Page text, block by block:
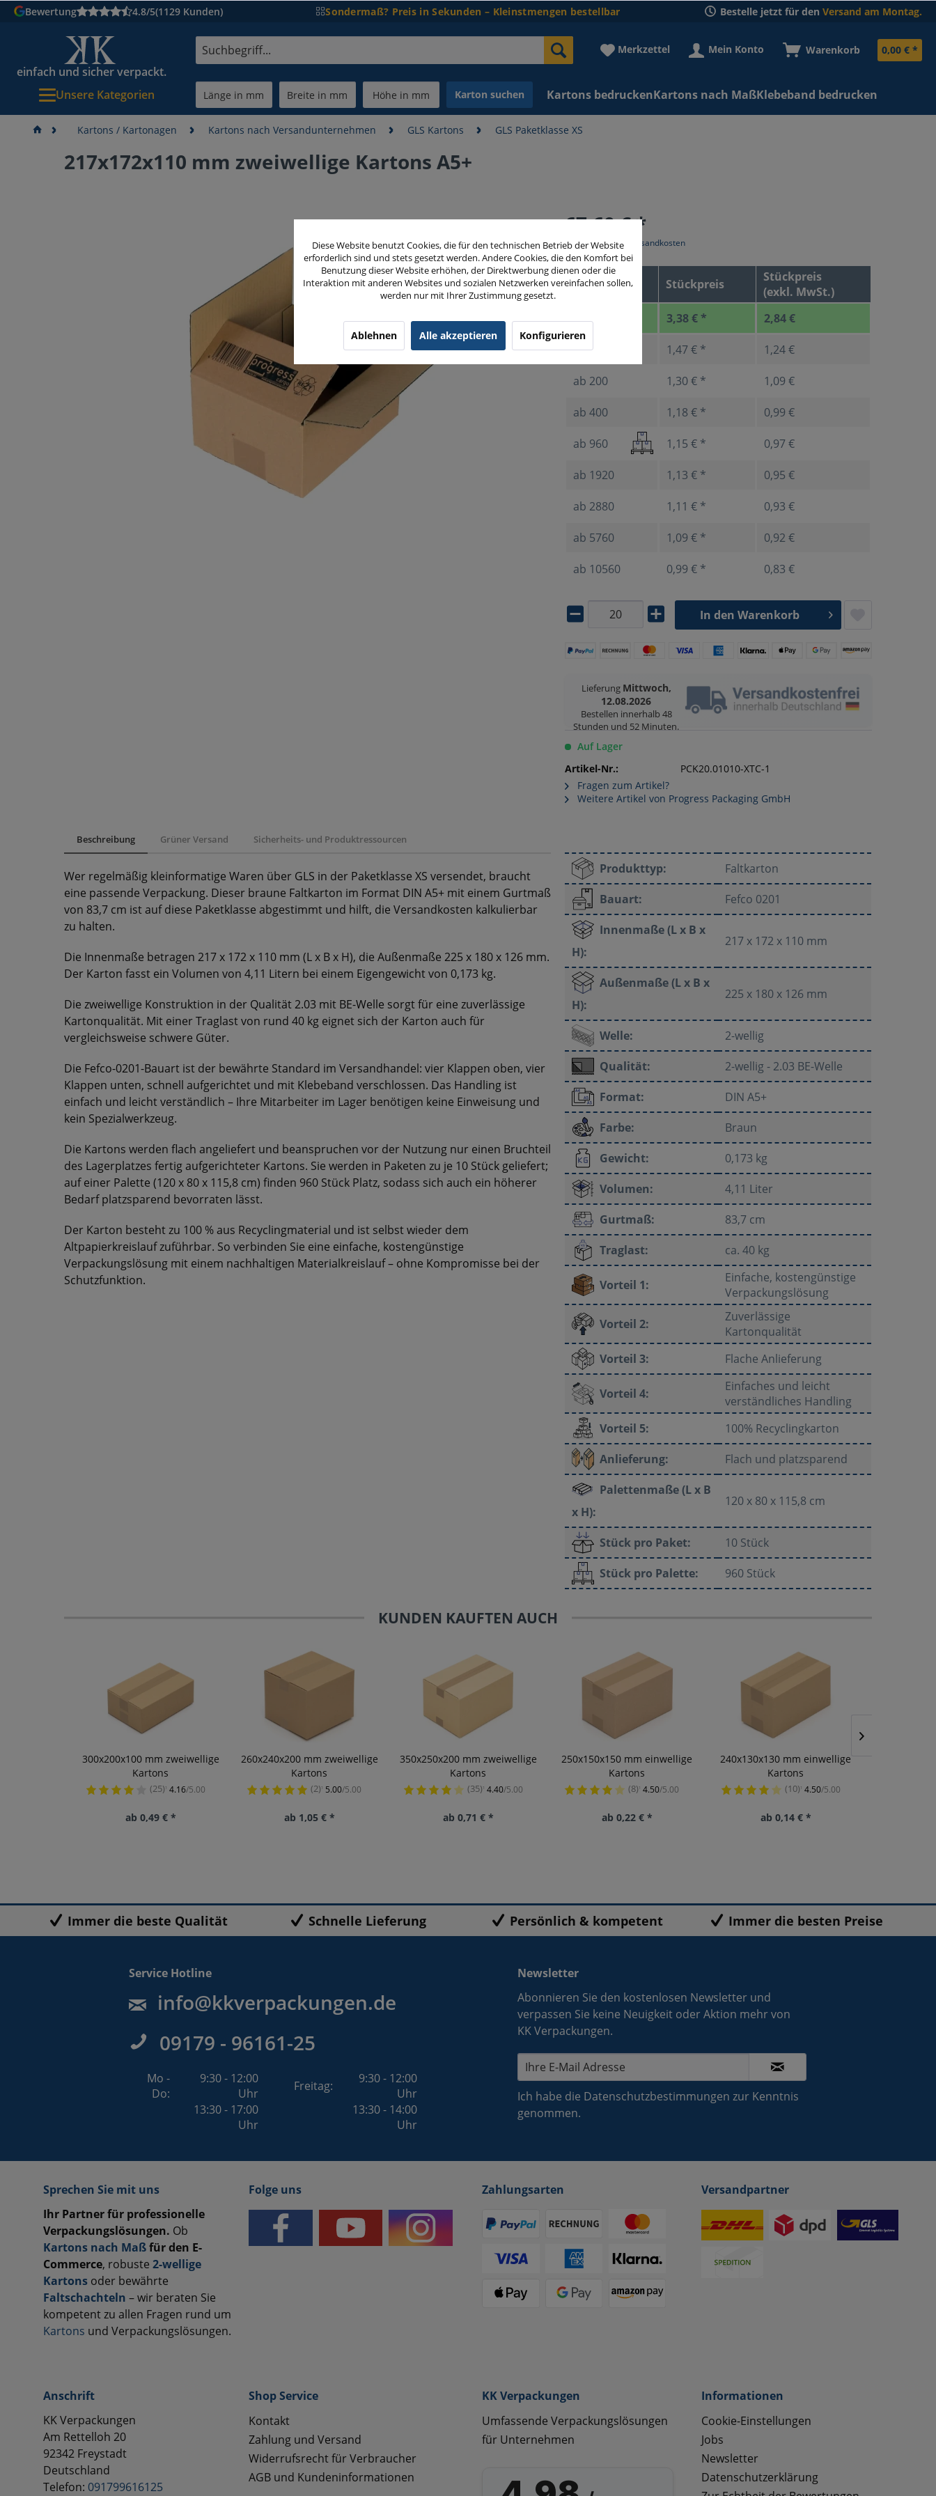
Bewertung 4.8/5(1129 Kunden) Sondermaß? Preis in Sekunden – Kleinstmengen bestellbar Bestelle jetzt für den Versand am Montag.
einfach und sicher verpackt.
Merkzettel Mein Konto Warenkorb 0,00 € *
Unsere Kategorien Karton suchen Kartons bedruckenKartons nach MaßKlebeband bedrucken
Kartons / Kartonagen Kartons nach Versandunternehmen GLS Kartons GLS Paketklasse XS
217x172x110 mm zweiwellige Kartons A5+
67,60 € *
Menge Stückpreis
Stückpreis
(exkl. MwSt.)
ab20 3,38 € * 2,84 €
ab100 1,47 € * 1,24 €
ab 200 1,30 € * 1,09 €
ab400 1,18 € * 0,99 €
ab 960 1,15 € * 0,97 €
ab 1920 1,13 € * 0,95 €
ab 2880 1,11 € * 0,93 €
ab 5760 1,09 € * 0,92 €
ab 10560 0,99 € * 0,83 €
inkl. MwSt.zzgl. Versandkosten
Lieferung Mittwoch,
12.08.2026
Bestellen innerhalb 48
Stunden und 52 Minuten.
In den Warenkorb
Auf Lager
Artikel-Nr.:
PCK20.01010-XTC-1
Fragen zum Artikel?
Weitere Artikel von Progress Packaging GmbH
Beschreibung Grüner Versand Sicherheits- und Produktressourcen
Wer regelmäßig kleinformatige Waren über GLS in der Paketklasse XS versendet, braucht
eine passende Verpackung. Dieser braune Faltkarton im Format DIN A5+ mit einem Gurtmaß
von 83,7 cm ist auf diese Paketklasse abgestimmt und hilft, die Versandkosten kalkulierbar
zu halten.
Die Innenmaße betragen 217 x 172 x 110 mm (L x B x H), die Außenmaße 225 x 180 x 126 mm.
Der Karton fasst ein Volumen von 4,11 Litern bei einem Eigengewicht von 0,173 kg.
Die zweiwellige Konstruktion in der Qualität 2.03 mit BE-Welle sorgt für eine zuverlässige
Kartonqualität. Mit einer Traglast von rund 40 kg eignet sich der Karton auch für
vergleichsweise schwere Güter.
Die Fefco-0201-Bauart ist der bewährte Standard im Versandhandel: vier Klappen oben, vier
Klappen unten, schnell aufgerichtet und mit Klebeband verschlossen. Das Handling ist
einfach und leicht verständlich – Ihre Mitarbeiter im Lager benötigen keine Einweisung und
kein Spezialwerkzeug.
Die Kartons werden flach angeliefert und beanspruchen vor der Nutzung nur einen Bruchteil
des Lagerplatzes fertig aufgerichteter Kartons. Sie werden in Paketen zu je 10 Stück geliefert;
auf einer Palette (120 x 80 x 115,8 cm) finden 960 Stück Platz, sodass sich auch ein höherer
Bedarf platzsparend bevorraten lässt.
Der Karton besteht zu 100 % aus Recyclingmaterial und ist selbst wieder dem
Altpapierkreislauf zuführbar. So verbinden Sie eine einfache, kostengünstige
Verpackungslösung mit einem nachhaltigen Materialkreislauf – ohne Kompromisse bei der
Schutzfunktion.
Produkttyp:
Faltkarton
Bauart:
Fefco 0201
Innenmaße (L x B x
H):
217 x 172 x 110 mm
Außenmaße (L x B x
H):
225 x 180 x 126 mm
Welle:
2-wellig
Qualität:
2-wellig - 2.03 BE-Welle
Format:
DIN A5+
Farbe:
Braun
Gewicht:
0,173 kg
Volumen:
4,11 Liter
Gurtmaß:
83,7 cm
Traglast:
ca. 40 kg
Vorteil 1:
Einfache, kostengünstige
Verpackungslösung
Vorteil 2:
Zuverlässige
Kartonqualität
Vorteil 3:
Flache Anlieferung
Vorteil 4:
Einfaches und leicht
verständliches Handling
Vorteil 5:
100% Recyclingkarton
Anlieferung:
Flach und platzsparend
Palettenmaße (L x B
x H):
120 x 80 x 115,8 cm
Stück pro Paket:
10 Stück
Stück pro Palette:
960 Stück
KUNDEN KAUFTEN AUCH
300x200x100 mm zweiwellige
Kartons
(25)¹ 4.16/5.00
ab 0,49 € *
260x240x200 mm zweiwellige
Kartons
(2)¹ 5.00/5.00
ab 1,05 € *
350x250x200 mm zweiwellige
Kartons
(35)¹ 4.40/5.00
ab 0,71 € *
250x150x150 mm einwellige
Kartons
(8)¹ 4.50/5.00
ab 0,22 € *
240x130x130 mm einwellige
Kartons
(10)¹ 4.50/5.00
ab 0,14 € *
Immer die beste Qualität Schnelle Lieferung Persönlich & kompetent Immer die besten Preise
Service Hotline
info@kkverpackungen.de
09179 - 96161-25
Mo -
Do:
9:30 - 12:00
Uhr
Freitag:
9:30 - 12:00
Uhr
13:30 - 17:00
Uhr
13:30 - 14:00
Uhr
Newsletter
Abonnieren Sie den kostenlosen Newsletter und
verpassen Sie keine Neuigkeit oder Aktion mehr von
KK Verpackungen.
Ich habe die Datenschutzbestimmungen zur Kenntnis
genommen.
Sprechen Sie mit uns
Ihr Partner für professionelle
Verpackungslösungen. Ob
Kartons nach Maßfür den E-
Commerce, robuste 2-wellige
Kartons oder bewährte
Faltschachteln – wir beraten Sie
kompetent zu allen Fragen rund um
Kartons und Verpackungslösungen.
Folge uns Zahlungsarten Versandpartner
Anschrift
KK Verpackungen
Am Rettelloh 20
92342 Freystadt
Deutschland
Telefon: 091799616125
Shop Service
Kontakt
Zahlung und Versand
Widerrufsrecht für Verbraucher
AGB und Kundeninformationen
KK Verpackungen
Umfassende Verpackungslösungen
für Unternehmen
Informationen
Cookie-Einstellungen
Jobs
Newsletter
Datenschutzerklärung
Diese Website benutzt Cookies, die für den technischen Betrieb der Website
erforderlich sind und stets gesetzt werden. Andere Cookies, die den Komfort bei
Benutzung dieser Website erhöhen, der Direktwerbung dienen oder die
Interaktion mit anderen Websites und sozialen Netzwerken vereinfachen sollen,
werden nur mit Ihrer Zustimmung gesetzt.
Ablehnen Alle akzeptieren Konfigurieren